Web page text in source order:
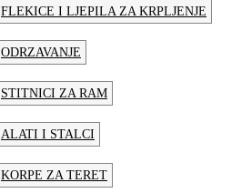
FLEKICE I LJEPILA ZA KRPLJENJE
ODRZAVANJE
STITNICI ZA RAM
ALATI I STALCI
KORPE ZA TERET